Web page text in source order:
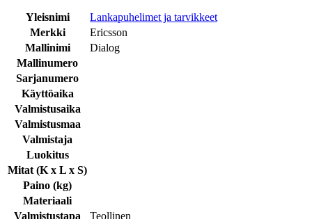
Yleisnimi
Lankapuhelimet ja tarvikkeet
Merkki
Ericsson
Mallinimi
Dialog
Mallinumero
Sarjanumero
Käyttöaika
Valmistusaika
Valmistusmaa
Valmistaja
Luokitus
Mitat (K x L x S)
Paino (kg)
Materiaali
Valmistustapa
Teollinen